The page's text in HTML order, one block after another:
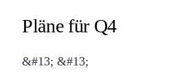
Pläne für Q4
&#13; &#13;